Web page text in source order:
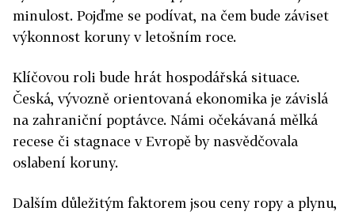
minulost. Pojďme se podívat, na čem bude záviset
výkonnost koruny v letošním roce.
Klíčovou roli bude hrát hospodářská situace.
Česká, vývozně orientovaná ekonomika je závislá
na zahraniční poptávce. Námi očekávaná mělká
recese či stagnace v Evropě by nasvědčovala
oslabení koruny.
Dalším důležitým faktorem jsou ceny ropy a plynu,